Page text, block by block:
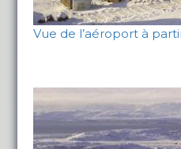
Vue de l’aéroport à